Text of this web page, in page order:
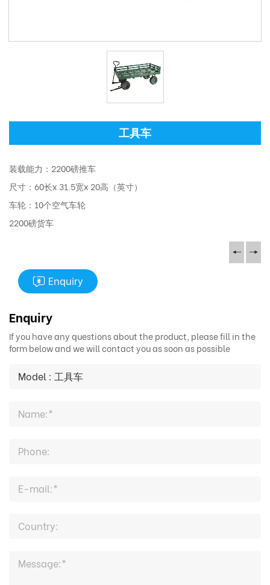
工具车
装载能力：2200磅推车
尺寸：60长x 31.5宽x 20高（英寸）
车轮：10个空气车轮
2200磅货车
Enquiry
Enquiry
If you have any questions about the product, please fill in the
form below and we will contact you as soon as possible